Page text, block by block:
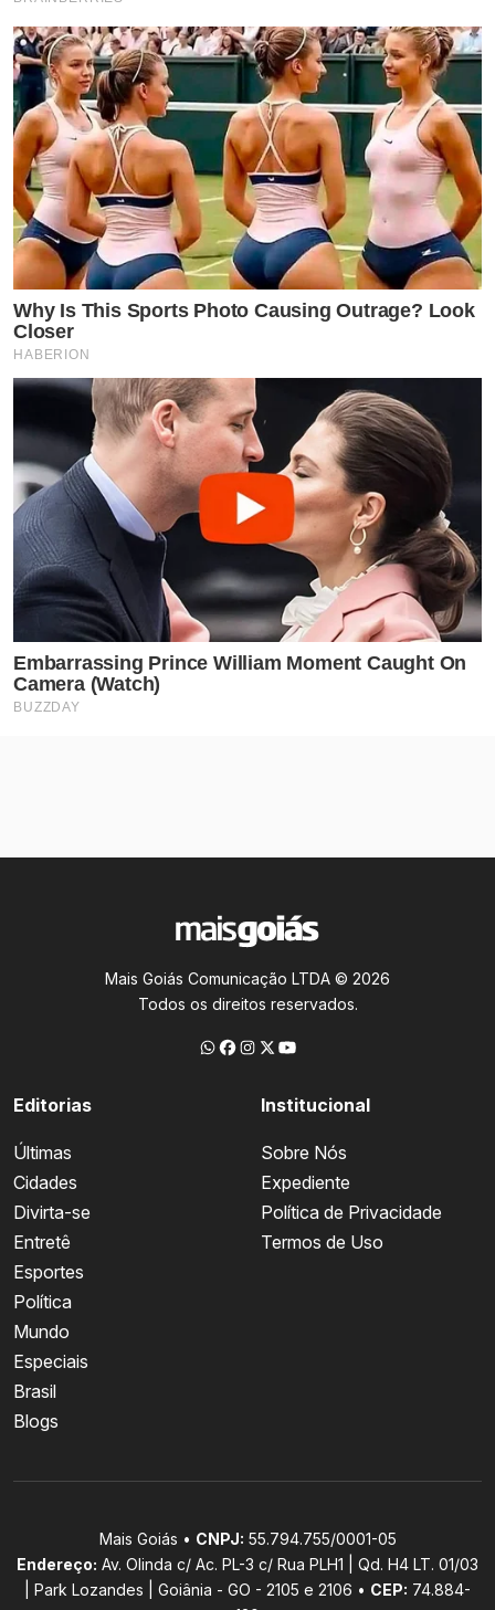
Mais Goiás Comunicação LTDA © 2026
Todos os direitos reservados.
Editorias
Últimas
Cidades
Divirta-se
Entretê
Esportes
Política
Mundo
Especiais
Brasil
Blogs
Institucional
Sobre Nós
Expediente
Política de Privacidade
Termos de Uso
Mais Goiás • CNPJ: 55.794.755/0001-05
Endereço: Av. Olinda c/ Ac. PL-3 c/ Rua PLH1 | Qd. H4 LT. 01/03
| Park Lozandes | Goiânia - GO - 2105 e 2106 • CEP: 74.884-